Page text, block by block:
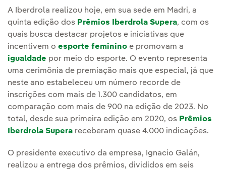
A Iberdrola realizou hoje, em sua sede em Madri, a
quinta edição dos Prêmios Iberdrola Supera, com os
quais busca destacar projetos e iniciativas que
incentivem o esporte feminino e promovam a
igualdade por meio do esporte. O evento representa
uma cerimônia de premiação mais que especial, já que
neste ano estabeleceu um número recorde de
inscrições com mais de 1.300 candidatos, em
comparação com mais de 900 na edição de 2023. No
total, desde sua primeira edição em 2020, os Prêmios
Iberdrola Supera receberam quase 4.000 indicações.
O presidente executivo da empresa, Ignacio Galán,
realizou a entrega dos prêmios, divididos em seis